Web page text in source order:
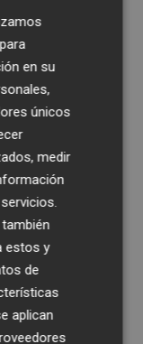
en su
únicos
medir
también
estos y
de
aplican